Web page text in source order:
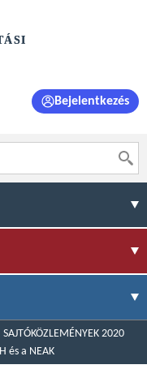
Bejelentkezés
SAJTÓKÖZLEMÉNYEK 2020
és a NEAK